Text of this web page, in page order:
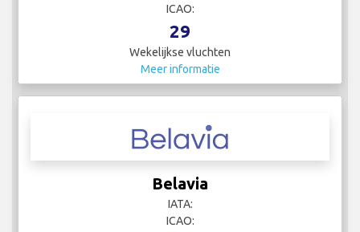
ICAO:
29
Wekelijkse vluchten
Meer informatie
Belavia
IATA:
ICAO: